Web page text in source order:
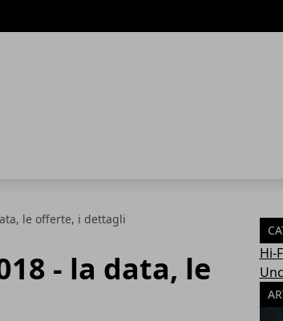
le offerte, i dettagli
- la data, le
Hi-